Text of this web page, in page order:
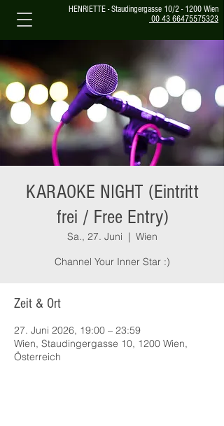
HENRIETTE - Staudingergasse 10/2 - 1200 Wien
00 43 66475575323
KARAOKE NIGHT (Eintritt
frei / Free Entry)
Sa., 27. Juni
  |
Wien
Channel Your Inner Star :)
Zeit & Ort
27. Juni 2026, 19:00 – 23:59
Wien, Staudingergasse 10, 1200 Wien,
Österreich